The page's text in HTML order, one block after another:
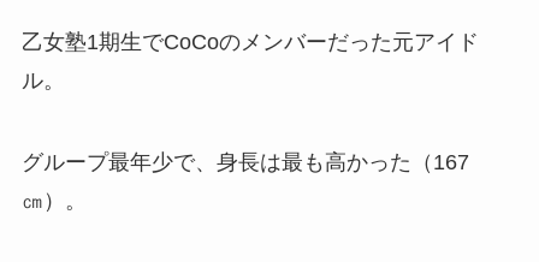
乙女塾1期生でCoCoのメンバーだった元アイド
ル。
グループ最年少で、身長は最も高かった（167
㎝）。